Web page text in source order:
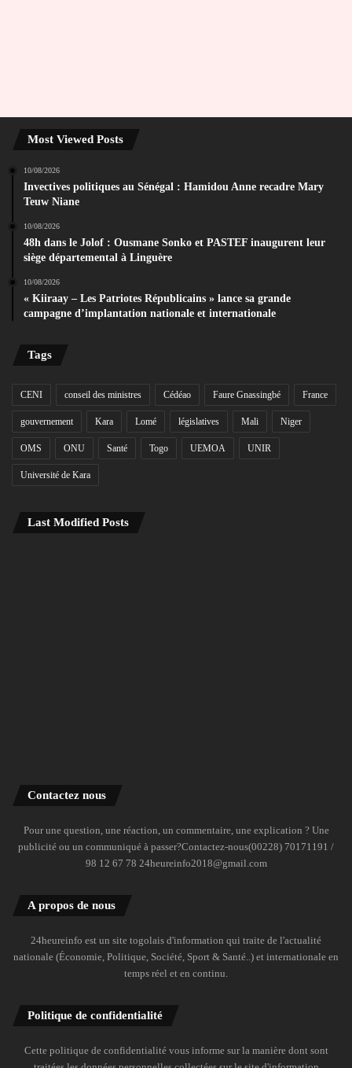
Most Viewed Posts
10/08/2026
Invectives politiques au Sénégal : Hamidou Anne recadre Mary
Teuw Niane
10/08/2026
48h dans le Jolof : Ousmane Sonko et PASTEF inaugurent leur
siège départemental à Linguère
10/08/2026
« Kiiraay – Les Patriotes Républicains » lance sa grande
campagne d’implantation nationale et internationale
Tags
CENI conseil des ministres Cédéao Faure Gnassingbé France
gouvernement Kara Lomé législatives Mali Niger
OMS ONU Santé Togo UEMOA UNIR
Université de Kara
Last Modified Posts
Contactez nous
Pour une question, une réaction, un commentaire, une explication ? Une
publicité ou un communiqué à passer?Contactez-nous(00228) 70171191 /
98 12 67 78 24heureinfo2018@gmail.com
A propos de nous
24heureinfo est un site togolais d'information qui traite de l'actualité
nationale (Économie, Politique, Société, Sport & Santé..) et internationale en
temps réel et en continu.
Politique de confidentialité
Cette politique de confidentialité vous informe sur la manière dont sont